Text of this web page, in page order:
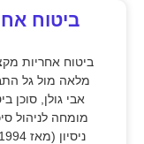
ביטוח
ביטוח אחריות
אבי גולן, סוכן
ניסיון (מאז 1994).עודכן: מרץ 2026